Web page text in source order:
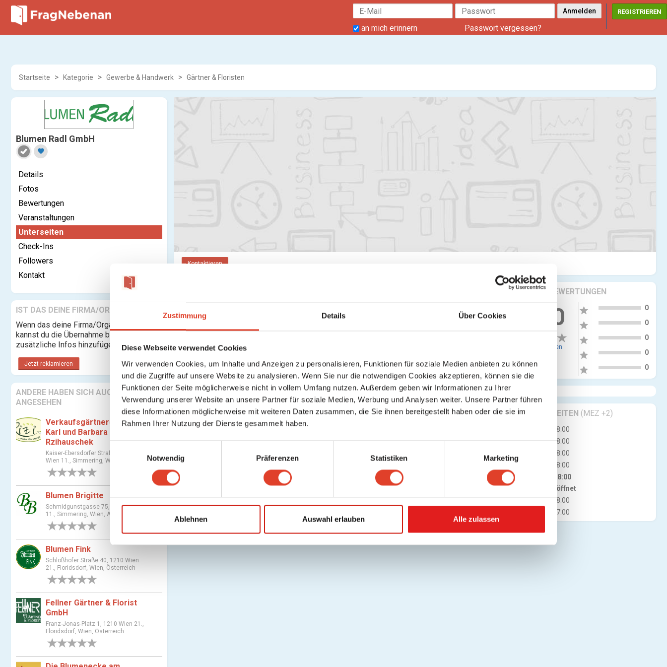
Zustimmung Details Über Cookies
Diese Webseite verwendet Cookies
Wir verwenden Cookies, um Inhalte und Anzeigen zu personalisieren, Funktionen für soziale Medien anbieten zu können
und die Zugriffe auf unsere Website zu analysieren. Wenn Sie nur die notwendigen Cookies akzeptieren, können sie die
Funktionen der Seite möglicherweise nicht in vollem Umfang nutzen. Außerdem geben wir Informationen zu Ihrer
Verwendung unserer Website an unsere Partner für soziale Medien, Werbung und Analysen weiter. Unsere Partner führen
diese Informationen möglicherweise mit weiteren Daten zusammen, die Sie ihnen bereitgestellt haben oder die sie im
Rahmen Ihrer Nutzung der Dienste gesammelt haben.
i
l
g
n
a
s
Notwendig Präferenzen Statistiken Marketing
Ablehnen Auswahl erlauben Alle zulassen
an mich erinnern Passwort vergessen?
REGISTRIEREN
Startseite Kategorie Gewerbe & Handwerk Gärtner & Floristen
Blumen Radl GmbH
favorite
Details
Fotos
Bewertungen
Veranstaltungen
Unterseiten
Check-Ins
Followers
Kontakt
IST DAS DEINE FIRMA/ORGANISATION?
Wenn das deine Firma/Organisation ist,
kannst du die Übernahme beantragen und
zusätzliche Infos hinzufügen.
Jetzt reklamieren
ANDERE HABEN SICH AUCH
ANGESEHEN
Verkaufsgärtnerei Ing.
Karl und Barbara
Rzihauschek
Kaiser-Ebersdorfer Straße 228, 1110
Wien 11., Simmering, Wien, Austria
Blumen Brigitte
Schmidgunstgasse 75, 1110 Wien
11., Simmering, Wien, Austria
Blumen Fink
Schloßhofer Straße 40, 1210 Wien
21., Floridsdorf, Wien, Österreich
Fellner Gärtner & Florist
GmbH
Franz-Jonas-Platz 1, 1210 Wien 21.,
Floridsdorf, Wien, Österreich
Kontaktieren
KRITIKEN & BEWERTUNGEN
0.00
0 Bewertungen
star 0
star 0
star 0
star 0
star 0
GESCHÄFTSZEITEN (MEZ +2)
08:00 - 18:00
Di
08:00 - 18:00
08:00 - 18:00
08:00 - 18:00
Fr
08:00 - 18:00
Jetzt geöffnet
Sa
08:00 - 18:00
09:00 - 17:00
Bitteupgrade dein Package, um eine Unterseite für dein Unternehmen zu erstellen
Keine Unterseiten gefunden